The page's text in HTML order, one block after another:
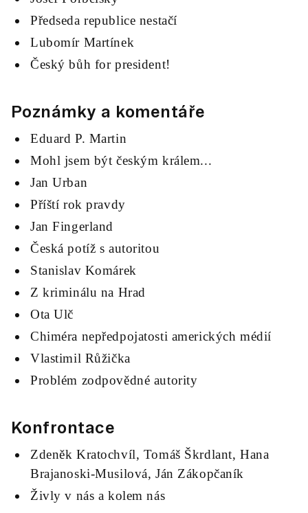
Předseda republice nestačí
Lubomír Martínek
Český bůh for president!
Poznámky a komentáře
Eduard P. Martin
Mohl jsem být českým králem...
Jan Urban
Příští rok pravdy
Jan Fingerland
Česká potíž s autoritou
Stanislav Komárek
Z kriminálu na Hrad
Ota Ulč
Chiméra nepředpojatosti amerických médií
Vlastimil Růžička
Problém zodpovědné autority
Konfrontace
Zdeněk Kratochvíl, Tomáš Škrdlant, Hana
Brajanoski-Musilová, Ján Zákopčaník
Živly v nás a kolem nás